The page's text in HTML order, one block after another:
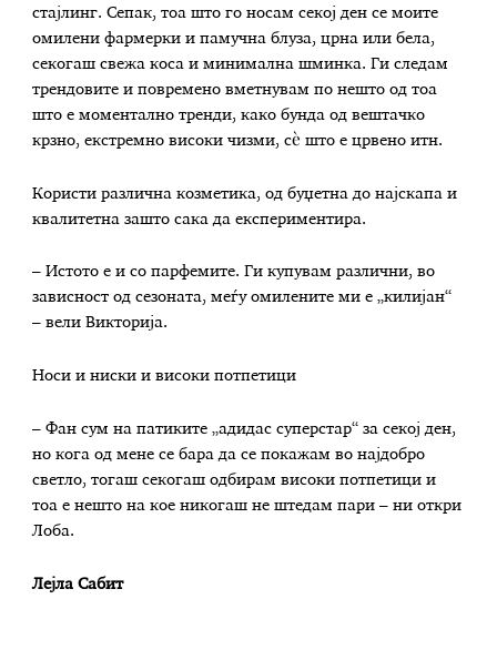
стајлинг. Сепак, тоа што го носам секој ден се моите
омилени фармерки и памучна блуза, црна или бела,
секогаш свежа коса и минимална шминка. Ги следам
трендовите и повремено вметнувам по нешто од тоа
што е моментално тренди, како бунда од вештачко
крзно, екстремно високи чизми, сѐ што е црвено итн.
Користи различна козметика, од буџетна до најскапа и
квалитетна зашто сака да експериментира.
– Истото е и со парфемите. Ги купувам различни, во
зависност од сезоната, меѓу омилените ми е „килијан“
– вели Викторија.
Носи и ниски и високи потпетици
– Фан сум на патиките „адидас суперстар“ за секој ден,
но кога од мене се бара да се покажам во најдобро
светло, тогаш секогаш одбирам високи потпетици и
тоа е нешто на кое никогаш не штедам пари – ни откри
Лоба.
Лејла Сабит